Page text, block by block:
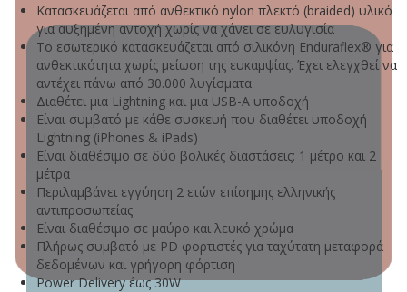
Κατασκευάζεται από ανθεκτικό nylon πλεκτό (braided) υλικό
για αυξημένη αντοχή χωρίς να χάνει σε ευλυγισία
Το εσωτερικό κατασκευάζεται από σιλικόνη Enduraflex® για
ανθεκτικότητα χωρίς μείωση της ευκαμψίας. Έχει ελεγχθεί να
αντέχει πάνω από 30.000 λυγίσματα
Διαθέτει μια Lightning και μια USB-A υποδοχή
Είναι συμβατό με κάθε συσκευή που διαθέτει υποδοχή
Lightning (iPhones & iPads)
Είναι διαθέσιμο σε δύο βολικές διαστάσεις: 1 μέτρο και 2
μέτρα
Περιλαμβάνει εγγύηση 2 ετών επίσημης ελληνικής
αντιπροσωπείας
Είναι διαθέσιμο σε μαύρο και λευκό χρώμα
Πλήρως συμβατό με PD φορτιστές για ταχύτατη μεταφορά
δεδομένων και γρήγορη φόρτιση
Power Delivery έως 30W